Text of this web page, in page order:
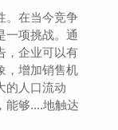
。在当今竞争
一项挑战。通
，企业可以有
，增加销售机
的人口流动
能够....地触达